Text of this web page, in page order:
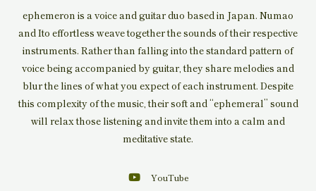
ephemeron is a voice and guitar duo based in Japan. Numao
and Ito effortless weave together the sounds of their respective
instruments. Rather than falling into the standard pattern of
voice being accompanied by guitar, they share melodies and
blur the lines of what you expect of each instrument. Despite
this complexity of the music, their soft and “ephemeral” sound
will relax those listening and invite them into a calm and
meditative state.
YouTube